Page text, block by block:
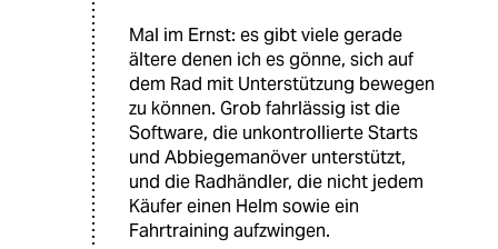
Mal im Ernst: es gibt viele gerade
ältere denen ich es gönne, sich auf
dem Rad mit Unterstützung bewegen
zu können. Grob fahrlässig ist die
Software, die unkontrollierte Starts
und Abbiegemanöver unterstützt,
und die Radhändler, die nicht jedem
Käufer einen Helm sowie ein
Fahrtraining aufzwingen.